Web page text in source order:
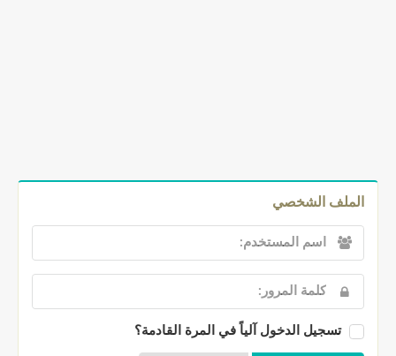
الملف الشخصي
تسجيل الدخول آلياً في المرة القادمة؟